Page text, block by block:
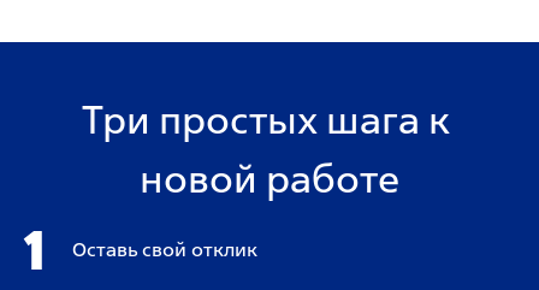
Три простых шага к
новой работе
1 Оставь свой отклик